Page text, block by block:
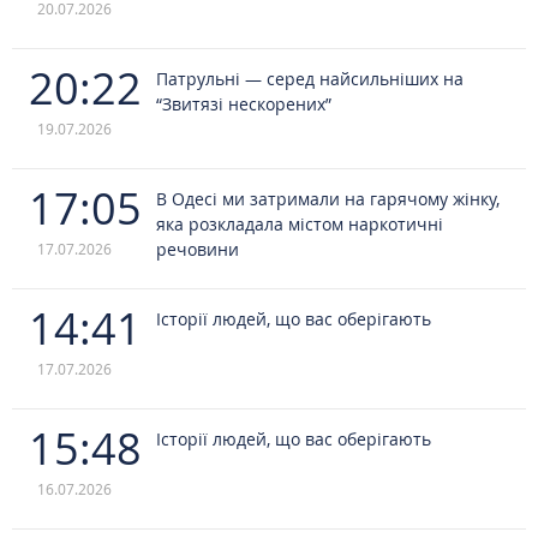
20.07.2026
20:22
19.07.2026
Патрульні — серед найсильніших на
“Звитязі нескорених”
17:05
17.07.2026
В Одесі ми затримали на гарячому жінку,
яка розкладала містом наркотичні
речовини
14:41
17.07.2026
Історії людей, що вас оберігають
15:48
16.07.2026
Історії людей, що вас оберігають